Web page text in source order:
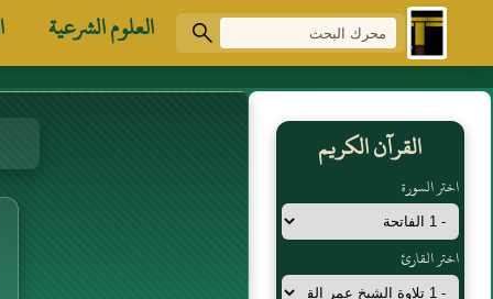
العلوم الشرعية
القرآن الكريم
اختر السورة
اختر القارئ